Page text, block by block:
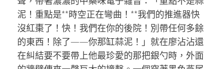
泥！重點是**時空正在彎曲！**我們的推進器快
沒紅棗了！快！我們在你的後院！別帶任何多餘
的東西！除了——你那缸蒜泥！」就在廖沾沾還
在糾結要不要帶上他最珍愛的那把銀勺時，外面